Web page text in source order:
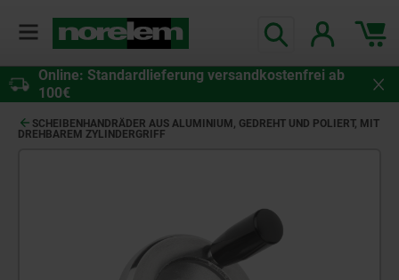
Online: Standardlieferung versandkostenfrei ab
100€
SCHEIBENHANDRÄDER AUS ALUMINIUM, GEDREHT UND POLIERT, MIT
DREHBAREM ZYLINDERGRIFF